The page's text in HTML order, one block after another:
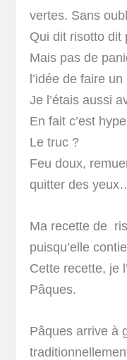
vertes. Sans
Qui dit risotto dit
Mais pas de
l’idée de faire
Je l’étais aussi
En fait c’est
Le truc ?
Feu doux,
quitter des
Ma recette de
puisqu’elle
Cette recette, je
Pâques.
Pâques arrive à